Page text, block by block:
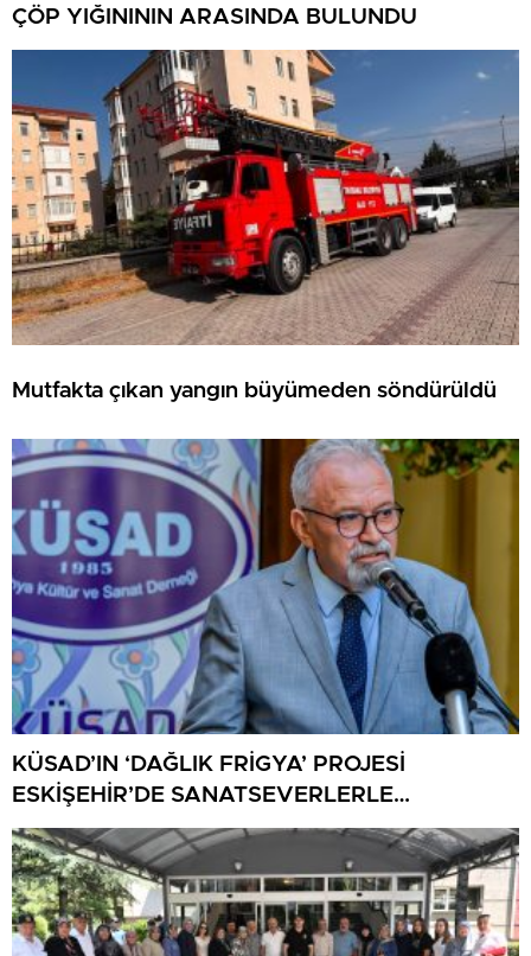
ÇÖP YIĞINININ ARASINDA BULUNDU
Mutfakta çıkan yangın büyümeden söndürüldü
KÜSAD’IN ‘DAĞLIK FRİGYA’ PROJESİ
ESKİŞEHİR’DE SANATSEVERLERLE
BULUŞUYOR